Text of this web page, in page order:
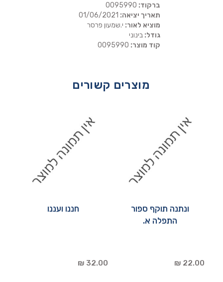
ברקוד:
תאריך יציאה:
מוציא לאור: י.שמעון פרסר
גודל: בינוני
קוד מוצר:
מוצרים קשורים
ונתנה תוקף ספור
התפלה א.
22.00 ₪
חננו ועננו
32.00 ₪